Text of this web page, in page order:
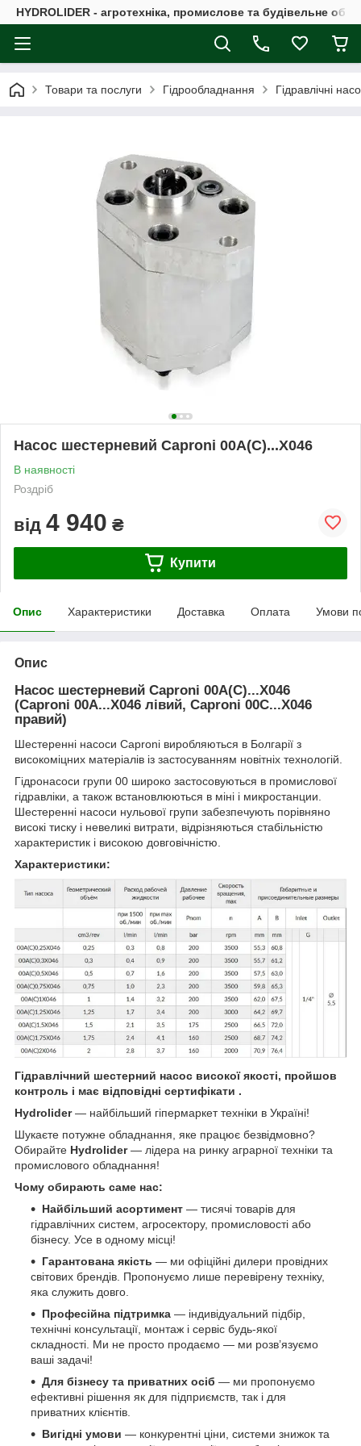
HYDROLIDER - агротехніка, промислове та будівельне
Товари та послуги Гідрообладнання Гідравлічні
Насос шестерневий Caproni 00A(C)...X046
В наявності
Роздріб
від 4 940 ₴
Купити
Опис Характеристики Доставка Оплата Умови
Опис
Насос шестерневий Caproni 00A(C)...X046
(Caproni 00A...X046 лівий, Caproni 00C...X046
правий)
Шестеренні насоси Caproni виробляються в Болгарії з
високоміцних матеріалів із застосуванням новітніх технологій.
Гідронасоси групи 00 широко застосовуються в промислової
гідравліки, а також встановлюються в міні і микростанции.
Шестеренні насоси нульової групи забезпечують порівняно
високі тиску і невеликі витрати, відрізняються стабільністю
характеристик і високою довговічністю.
Характеристики:
Гідравлічний шестерний насос високої якості, пройшов
контроль і має відповідні сертифікати .
Hydrolider— найбільший гіпермаркет техніки в Україні!
Шукаєте потужне обладнання, яке працює безвідмовно?
Обирайте Hydrolider— лідера на ринку аграрної техніки та
промислового обладнання!
Чому обирають саме нас:
Найбільший асортимент — тисячі товарів для
гідравлічних систем, агросектору, промисловості або
бізнесу. Усе в одному місці!
Гарантована якість — ми офіційні дилери провідних
світових брендів. Пропонуємо лише перевірену техніку,
яка служить довго.
Професійна підтримка — індивідуальний підбір,
технічні консультації, монтаж і сервіс будь-якої
складності. Ми не просто продаємо — ми розв’язуємо
ваші задачі!
Для бізнесу та приватних осіб — ми пропонуємо
ефективні рішення як для підприємств, так і для
приватних клієнтів.
Вигідні умови — конкурентні ціни, системи знижок та